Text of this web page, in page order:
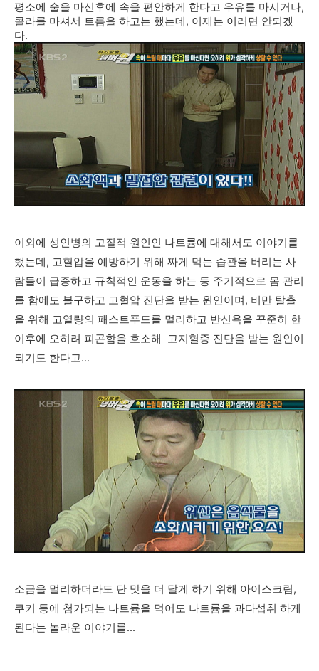
평소에 술을 마신후에 속을 편안하게 한다고 우유를 마시거나,
콜라를 마셔서 트름을 하고는 했는데, 이제는 이러면 안되겠
다.
이외에 성인병의 고질적 원인인 나트륨에 대해서도 이야기를
했는데, 고혈압을 예방하기 위해 짜게 먹는 습관을 버리는 사
람들이 급증하고 규칙적인 운동을 하는 등 주기적으로 몸 관리
를 함에도 불구하고 고혈압 진단을 받는 원인이며, 비만 탈출
을 위해 고열량의 패스트푸드를 멀리하고 반신욕을 꾸준히 한
이후에 오히려 피곤함을 호소해 고지혈증 진단을 받는 원인이
되기도 한다고...
소금을 멀리하더라도 단 맛을 더 달게 하기 위해 아이스크림,
쿠키 등에 첨가되는 나트륨을 먹어도 나트륨을 과다섭취 하게
된다는 놀라운 이야기를...